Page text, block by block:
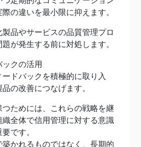
の違いを最小限に抑えます。
製品やサービスの品質管理プロ
が発生する前に対処します。
ックの活用
ドバックを積極的に取り入
の改善につなげます。
ためには、これらの戦略を継
全体で信用管理に対する意識
です。
かれるものではなく、長期的